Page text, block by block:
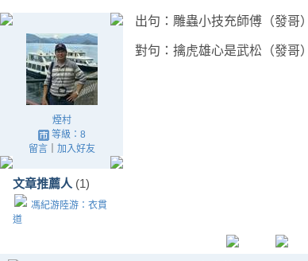
煙村
等級：8
留言｜ 加入好友
文章推薦人 (1)
馮紀游陸游：衣貫
道
出句：雕蟲小技充師傅（發哥）
對句：擒虎雄心是武松（發哥）